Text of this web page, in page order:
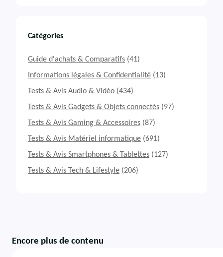
Catégories
Guide d'achats & Comparatifs (41)
Informations légales & Confidentialité (13)
Tests & Avis Audio & Vidéo (434)
Tests & Avis Gadgets & Objets connectés (97)
Tests & Avis Gaming & Accessoires (87)
Tests & Avis Matériel informatique (691)
Tests & Avis Smartphones & Tablettes (127)
Tests & Avis Tech & Lifestyle (206)
Encore plus de contenu